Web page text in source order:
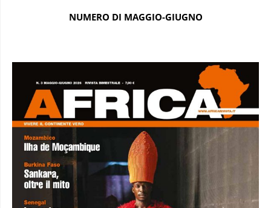
NUMERO DI MAGGIO-GIUGNO